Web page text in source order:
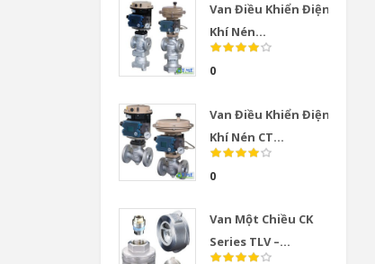
Van Điều Khiển Điện
Khí Nén...
0
Van Điều Khiển Điện
Khí Nén CT...
0
Van Một Chiều CK
Series TLV –...